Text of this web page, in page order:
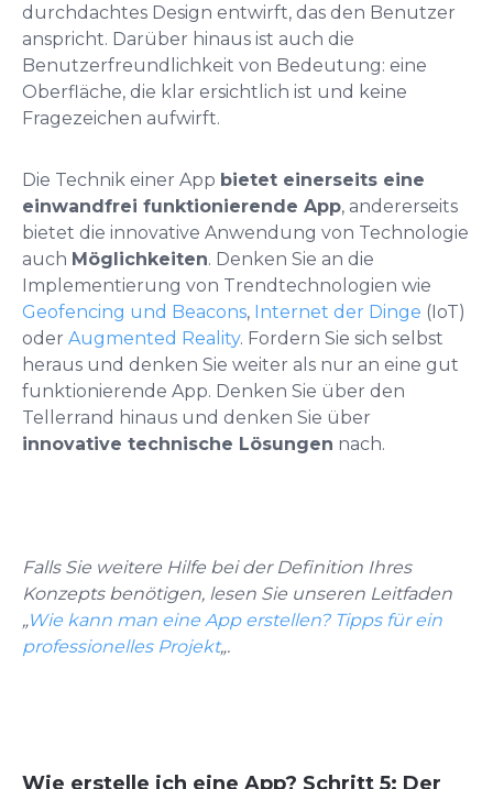
durchdachtes Design entwirft, das den Benutzer
anspricht. Darüber hinaus ist auch die
Benutzerfreundlichkeit von Bedeutung: eine
Oberfläche, die klar ersichtlich ist und keine
Fragezeichen aufwirft.
Die Technik einer App bietet einerseits eine
einwandfrei funktionierende App, andererseits
bietet die innovative Anwendung von Technologie
auch Möglichkeiten. Denken Sie an die
Implementierung von Trendtechnologien wie
Geofencing und Beacons, Internet der Dinge (IoT)
oder Augmented Reality. Fordern Sie sich selbst
heraus und denken Sie weiter als nur an eine gut
funktionierende App. Denken Sie über den
Tellerrand hinaus und denken Sie über
innovative technische Lösungen nach.
Falls Sie weitere Hilfe bei der Definition Ihres
Konzepts benötigen, lesen Sie unseren Leitfaden
„Wie kann man eine App erstellen? Tipps für ein
professionelles Projekt„.
Wie erstelle ich eine App? Schritt 5: Der